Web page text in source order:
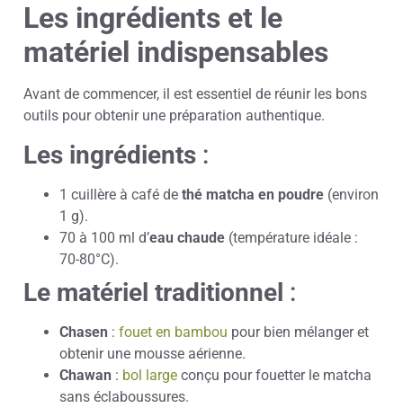
Les ingrédients et le
matériel indispensables
Avant de commencer, il est essentiel de réunir les bons
outils pour obtenir une préparation authentique.
Les ingrédients :
1 cuillère à café de thé matcha en poudre (environ
1 g).
70 à 100 ml d’eau chaude (température idéale :
70-80°C).
Le matériel traditionnel :
Chasen : fouet en bambou pour bien mélanger et
obtenir une mousse aérienne.
Chawan : bol large conçu pour fouetter le matcha
sans éclaboussures.